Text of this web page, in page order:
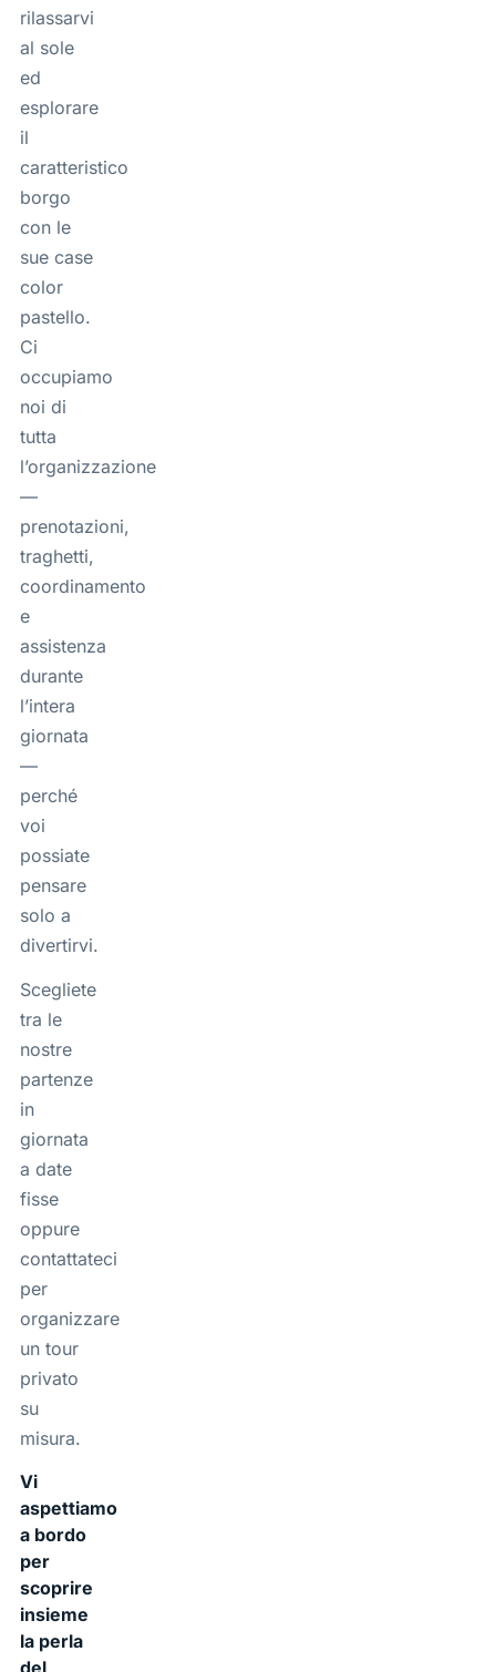
rilassarvi
al sole
ed
esplorare
il
caratteristico
borgo
con le
sue case
color
pastello.
Ci
occupiamo
noi di
tutta
l’organizzazione
—
prenotazioni,
traghetti,
coordinamento
e
assistenza
durante
l’intera
giornata
—
perché
voi
possiate
pensare
solo a
divertirvi.
Scegliete
tra le
nostre
partenze
in
giornata
a date
fisse
oppure
contattateci
per
organizzare
un tour
privato
su
misura.
Vi
aspettiamo
a bordo
per
scoprire
insieme
la perla
del